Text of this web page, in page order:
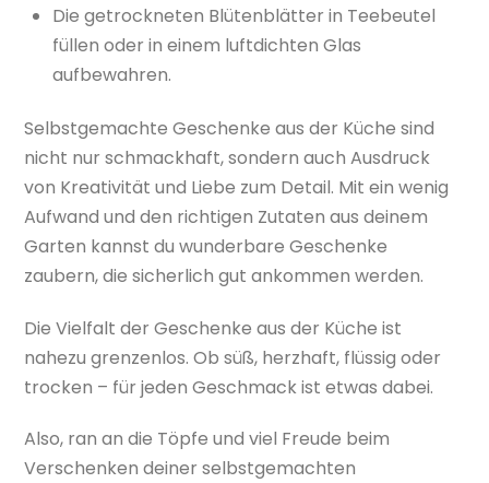
Die getrockneten Blütenblätter in Teebeutel
füllen oder in einem luftdichten Glas
aufbewahren.
Selbstgemachte Geschenke aus der Küche sind
nicht nur schmackhaft, sondern auch Ausdruck
von Kreativität und Liebe zum Detail. Mit ein wenig
Aufwand und den richtigen Zutaten aus deinem
Garten kannst du wunderbare Geschenke
zaubern, die sicherlich gut ankommen werden.
Die Vielfalt der Geschenke aus der Küche ist
nahezu grenzenlos. Ob süß, herzhaft, flüssig oder
trocken – für jeden Geschmack ist etwas dabei.
Also, ran an die Töpfe und viel Freude beim
Verschenken deiner selbstgemachten